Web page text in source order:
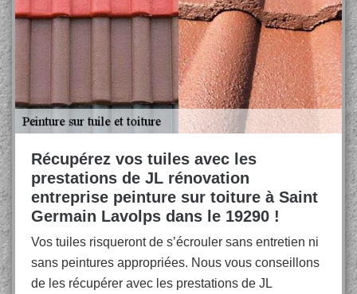
Récupérez vos tuiles avec les
prestations de JL rénovation
entreprise peinture sur toiture à Saint
Germain Lavolps dans le 19290 !
Vos tuiles risqueront de s’écrouler sans entretien ni
sans peintures appropriées. Nous vous conseillons
de les récupérer avec les prestations de JL